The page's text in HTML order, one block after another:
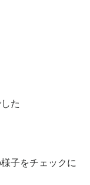
た
子をチェックに